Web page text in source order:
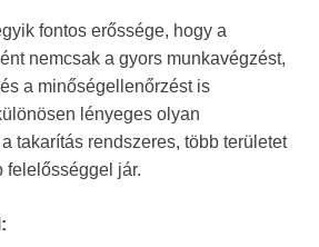
fontos erőssége, hogy a
nemcsak a gyors munkavégzést,
a minőségellenőrzést is
lényeges olyan
takarítás rendszeres, több területet
felelősséggel jár.